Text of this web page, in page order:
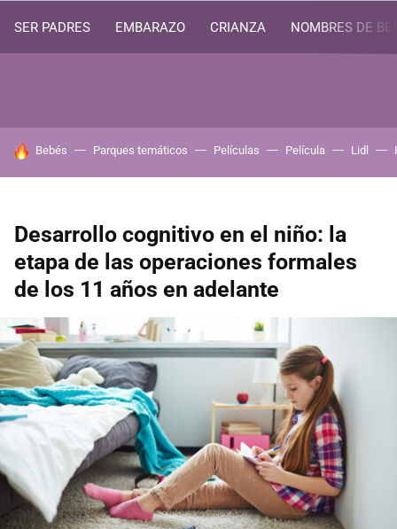
SER PADRES EMBARAZO CRIANZA NOMBRES DE
HOY SE HABLA DE
Bebés Parques temáticos Películas Película Lidl
Desarrollo cognitivo en el niño: la
etapa de las operaciones formales
de los 11 años en adelante